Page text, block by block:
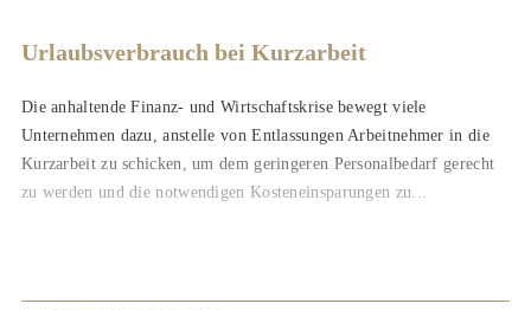
Urlaubsverbrauch bei Kurzarbeit
Die anhaltende Finanz- und Wirtschaftskrise bewegt viele
Unternehmen dazu, anstelle von Entlassungen Arbeitnehmer in die
Kurzarbeit zu schicken, um dem geringeren Personalbedarf gerecht
zu werden und die notwendigen Kosteneinsparungen zu...